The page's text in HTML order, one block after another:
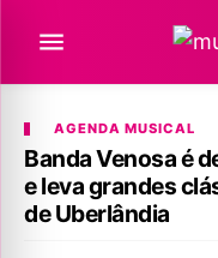
AGENDA MUSICAL
Banda Venosa é
e leva grandes
de Uberlândia